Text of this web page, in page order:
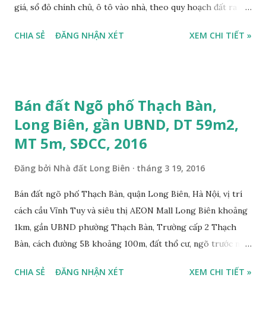
giá, sổ đỏ chính chủ, ô tô vào nhà, theo quy hoạch đất ra
nở hậu, tiện để ở, làm kho xưởng, sổ đỏ chính chủ, giá bán:
CHIA SẺ ĐĂNG NHẬN XÉT XEM CHI TIẾT »
Bán đất Ngõ phố Thạch Bàn,
Long Biên, gần UBND, DT 59m2,
MT 5m, SĐCC, 2016
Đăng bởi Nhà đất Long Biên tháng 3 19, 2016
Bán đất ngõ phố Thạch Bàn, quận Long Biên, Hà Nội, vị trí
cách cầu Vĩnh Tuy và siêu thị AEON Mall Long Biên khoảng
1km, gần UBND phường Thạch Bàn, Trường cấp 2 Thạch
Bàn, cách đường 5B khoảng 100m, đất thổ cư, ngõ trước nhà
mặt tiền 5m, sổ đỏ chính chủ, giá bán 30 triệu/m2. Liên hệ:
CHIA SẺ ĐĂNG NHẬN XÉT XEM CHI TIẾT »